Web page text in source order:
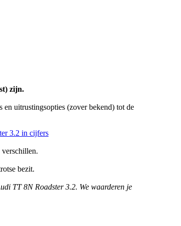
zijn.
en uitrustingsopties (zover bekend) tot de
3.2 in cijfers
bezit.
TT 8N Roadster 3.2. We waarderen je